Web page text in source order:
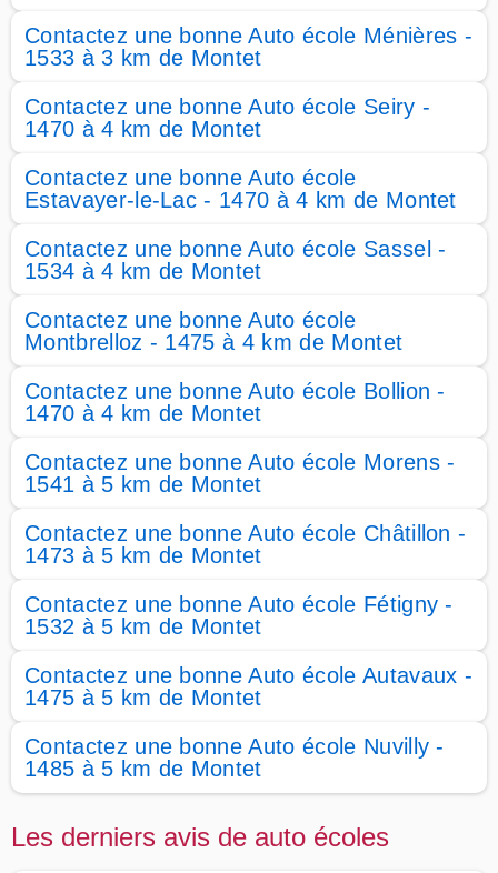
Contactez une bonne Auto école Ménières -
1533 à 3 km de Montet
Contactez une bonne Auto école Seiry -
1470 à 4 km de Montet
Contactez une bonne Auto école
Estavayer-le-Lac - 1470 à 4 km de Montet
Contactez une bonne Auto école Sassel -
1534 à 4 km de Montet
Contactez une bonne Auto école
Montbrelloz - 1475 à 4 km de Montet
Contactez une bonne Auto école Bollion -
1470 à 4 km de Montet
Contactez une bonne Auto école Morens -
1541 à 5 km de Montet
Contactez une bonne Auto école Châtillon -
1473 à 5 km de Montet
Contactez une bonne Auto école Fétigny -
1532 à 5 km de Montet
Contactez une bonne Auto école Autavaux -
1475 à 5 km de Montet
Contactez une bonne Auto école Nuvilly -
1485 à 5 km de Montet
Les derniers avis de auto écoles